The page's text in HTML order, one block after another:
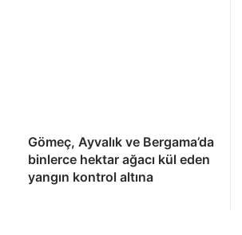
Gömeç, Ayvalık ve Bergama’da
binlerce hektar ağacı kül eden
yangın kontrol altına